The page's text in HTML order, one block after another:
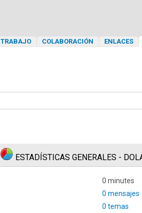
TRABAJO COLABORACIÓN ENLACES
ESTADÍSTICAS GENERALES -
0 minutes
0 mensajes
0 temas